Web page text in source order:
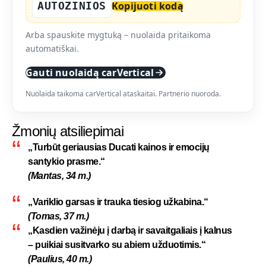
AUTOZINIOS Kopijuoti kodą
Arba spauskite mygtuką – nuolaida pritaikoma
automatiškai.
Gauti nuolaidą carVertical
Nuolaida taikoma carVertical ataskaitai. Partnerio nuoroda.
Žmonių atsiliepimai
„Turbūt geriausias Ducati kainos ir emocijų
santykio prasme.“
(Mantas, 34 m.)
„Variklio garsas ir trauka tiesiog užkabina.“
(Tomas, 37 m.)
„Kasdien važinėju į darbą ir savaitgaliais į kalnus
– puikiai susitvarko su abiem užduotimis.“
(Paulius, 40 m.)